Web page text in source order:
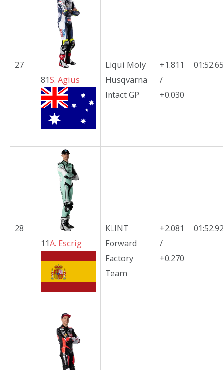
27
81S. Agius
Liqui Moly
Husqvarna
Intact GP
+1.811
/
+0.030
28
11A. Escrig
KLINT
Forward
Factory
Team
+2.081
/
+0.270